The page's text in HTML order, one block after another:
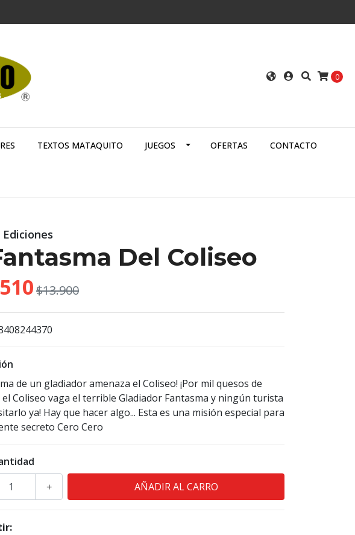
0
TEXTOS MATAQUITO JUEGOS OFERTAS CONTACTO
Del Coliseo
$13.900
de un gladiador amenaza el Coliseo! ¡Por mil quesos de
Coliseo vaga el terrible Gladiador Fantasma y ningún turista
ya! Hay que hacer algo... Esta es una misión especial para
secreto Cero Cero
+